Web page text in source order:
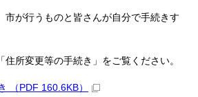
市が行うものと皆さんが自分で手続きす
所変更等の手続き」をご覧ください。
（PDF 160.6KB）